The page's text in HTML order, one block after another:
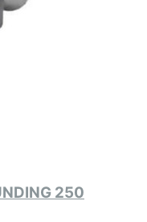
250